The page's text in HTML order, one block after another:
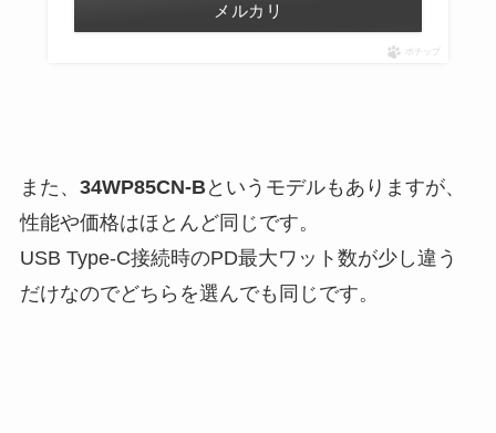
メルカリ
ポチップ
また、 34WP85CN-Bというモデルもありますが、
性能や価格はほとんど同じです。
USB Type-C接続時のPD最大ワット数が少し違う
だけなのでどちらを選んでも同じです。